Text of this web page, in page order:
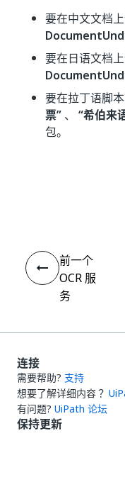
要在中文文档
要在日语文档
要在拉丁语脚
票” 、 “希伯来
包。
前一个
OCR 服
务
连接
需要帮助? 支持
想要了解详细内容？
有问题? UiPath 论坛
保持更新